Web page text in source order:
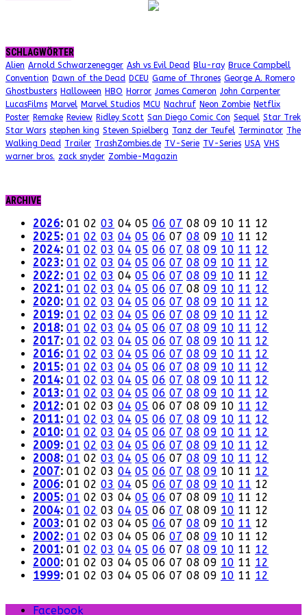
SCHLAGWÖRTER
Alien Arnold Schwarzenegger Ash vs Evil Dead Blu-ray Bruce Campbell
Convention Dawn of the Dead DCEU Game of Thrones George A. Romero
Ghostbusters Halloween HBO Horror James Cameron John Carpenter
LucasFilms Marvel Marvel Studios MCU Nachruf Neon Zombie Netflix
Poster Remake Review Ridley Scott San Diego Comic Con Sequel Star Trek
Star Wars stephen king Steven Spielberg Tanz der Teufel Terminator The
Walking Dead Trailer TrashZombies.de TV-Serie TV-Series USA VHS
warner bros. zack snyder Zombie-Magazin
ARCHIVE
2026: 01 02 03 04 05 06 07 08 09 10 11 12
2025: 01 02 03 04 05 06 07 08 09 10 11 12
2024: 01 02 03 04 05 06 07 08 09 10 11 12
2023: 01 02 03 04 05 06 07 08 09 10 11 12
2022: 01 02 03 04 05 06 07 08 09 10 11 12
2021: 01 02 03 04 05 06 07 08 09 10 11 12
2020: 01 02 03 04 05 06 07 08 09 10 11 12
2019: 01 02 03 04 05 06 07 08 09 10 11 12
2018: 01 02 03 04 05 06 07 08 09 10 11 12
2017: 01 02 03 04 05 06 07 08 09 10 11 12
2016: 01 02 03 04 05 06 07 08 09 10 11 12
2015: 01 02 03 04 05 06 07 08 09 10 11 12
2014: 01 02 03 04 05 06 07 08 09 10 11 12
2013: 01 02 03 04 05 06 07 08 09 10 11 12
2012: 01 02 03 04 05 06 07 08 09 10 11 12
2011: 01 02 03 04 05 06 07 08 09 10 11 12
2010: 01 02 03 04 05 06 07 08 09 10 11 12
2009: 01 02 03 04 05 06 07 08 09 10 11 12
2008: 01 02 03 04 05 06 07 08 09 10 11 12
2007: 01 02 03 04 05 06 07 08 09 10 11 12
2006: 01 02 03 04 05 06 07 08 09 10 11 12
2005: 01 02 03 04 05 06 07 08 09 10 11 12
2004: 01 02 03 04 05 06 07 08 09 10 11 12
2003: 01 02 03 04 05 06 07 08 09 10 11 12
2002: 01 02 03 04 05 06 07 08 09 10 11 12
2001: 01 02 03 04 05 06 07 08 09 10 11 12
2000: 01 02 03 04 05 06 07 08 09 10 11 12
1999: 01 02 03 04 05 06 07 08 09 10 11 12
Facebook